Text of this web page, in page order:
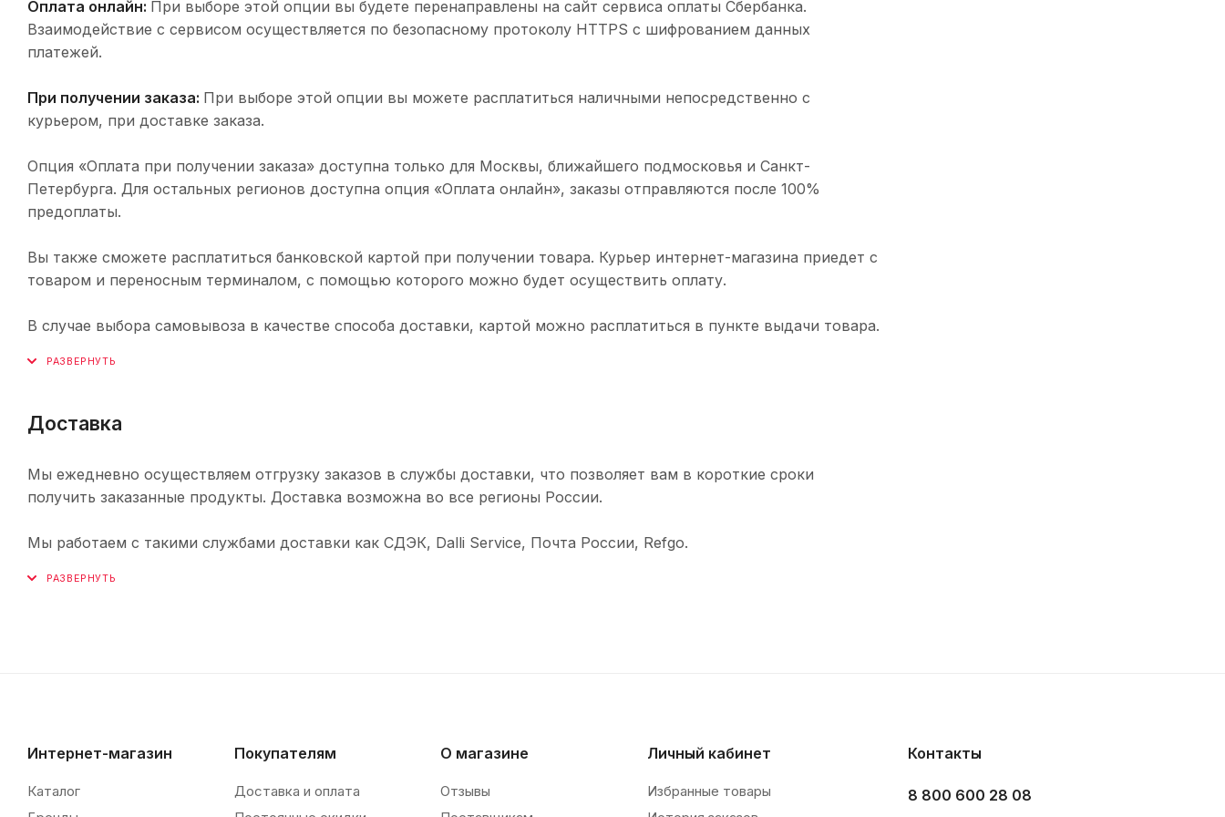
Оплата онлайн: При выборе этой опции вы будете перенаправлены на сайт сервиса оплаты Сбербанка.
Взаимодействие с сервисом осуществляется по безопасному протоколу HTTPS с шифрованием данных
платежей.
При получении заказа: При выборе этой опции вы можете расплатиться наличными непосредственно с
курьером, при доставке заказа.
Опция «Оплата при получении заказа» доступна только для Москвы, ближайшего подмосковья и Санкт-
Петербурга. Для остальных регионов доступна опция «Оплата онлайн», заказы отправляются после 100%
предоплаты.
Вы также сможете расплатиться банковской картой при получении товара. Курьер интернет-магазина приедет с
товаром и переносным терминалом, с помощью которого можно будет осуществить оплату.
В случае выбора самовывоза в качестве способа доставки, картой можно расплатиться в пункте выдачи товара.
Доставка
Мы ежедневно осуществляем отгрузку заказов в службы доставки, что позволяет вам в короткие сроки
получить заказанные продукты. Доставка возможна во все регионы России.
Мы работаем с такими службами доставки как СДЭК, Dalli Service, Почта России, Refgo.
Интернет-магазин
Каталог
Покупателям
Доставка и оплата
О магазине
Отзывы
Личный кабинет
Избранные товары
Контакты
8 800 600 28 08